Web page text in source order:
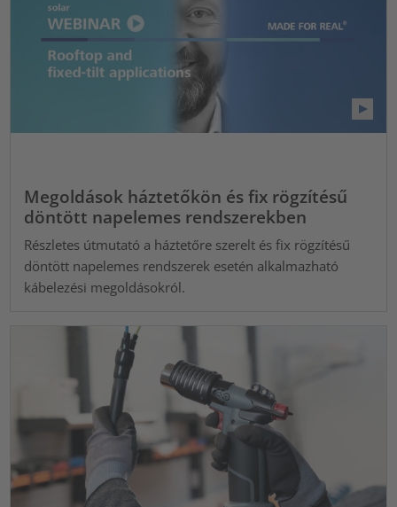
Megoldások háztetőkön és fix rögzítésű
döntött napelemes rendszerekben
Részletes útmutató a háztetőre szerelt és fix rögzítésű
döntött napelemes rendszerek esetén alkalmazható
kábelezési megoldásokról.